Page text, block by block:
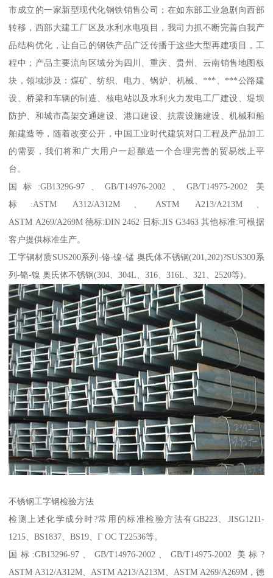
市成立的一家新型现代化钢铁销售公司；在如东部工业急剧向西部
转移，西部大建工厂区及水利水电项目，我司力抓不断完善自我产
品结构优化，让自己的钢铁产品广泛传播于这些大型再建项目，工
程中；产品主要流向区域分为四川、重庆、贵州、云南销售地图板
块，领域涉及：煤矿、纺织、电力、锅炉、机械、***、***公路建
设、桥梁和车辆的制造、核电站以及水利火力发电工厂建设、堤坝
防护、和城市高架交通建设、港口建设、抗震设施建设、机械和船
舶建造等，随着改变公开，中国工业时代建筑对口工程及产品加工
的需要，我们将和广大用户一起酿造一个合理完善的贸易线上平
台。
国标:GB13296-97、GB/T14976-2002、GB/T14975-2002 美
标:ASTM A312/A312M、ASTM A213/A213M、
ASTM A269/A269M 德标:DIN 2462 日标:JIS G3463 其他标准:可根据
客户提供标准生产。
工字钢材质SUS200系列-铬-镍-锰 奥氏体不锈钢(201,202)?SUS300系
列-铬-镍 奥氏体不锈钢(304、304L、316、316L、321、2520等)。
不锈钢工字钢检验方法
检测上述化学成分时?常用的标准检验方法有GB223、JISG1211-
1215、BS1837、BS19、Г ОС Т22536等。
国标:GB13296-97、GB/T14976-2002、GB/T14975-2002 美标?
ASTM A312/A312M、ASTM A213/A213M、ASTM A269/A269M，德